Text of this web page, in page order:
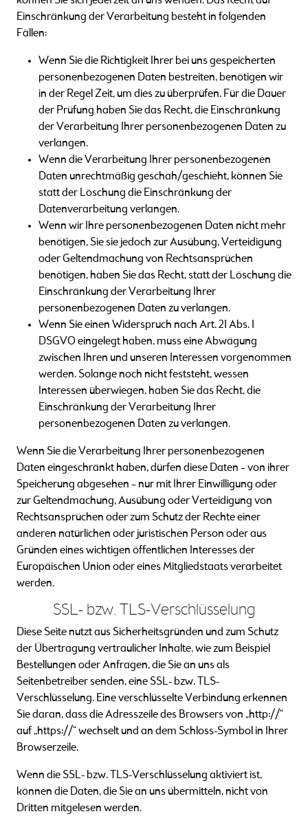
Einschränkung der Verarbeitung besteht in folgenden
Fällen:
Wenn Sie die Richtigkeit Ihrer bei uns gespeicherten
personenbezogenen Daten bestreiten, benötigen wir
in der Regel Zeit, um dies zu überprüfen. Für die Dauer
der Prüfung haben Sie das Recht, die Einschränkung
der Verarbeitung Ihrer personenbezogenen Daten zu
verlangen.
Wenn die Verarbeitung Ihrer personenbezogenen
Daten unrechtmäßig geschah/geschieht, können Sie
statt der Löschung die Einschränkung der
Datenverarbeitung verlangen.
Wenn wir Ihre personenbezogenen Daten nicht mehr
benötigen, Sie sie jedoch zur Ausübung, Verteidigung
oder Geltendmachung von Rechtsansprüchen
benötigen, haben Sie das Recht, statt der Löschung die
Einschränkung der Verarbeitung Ihrer
personenbezogenen Daten zu verlangen.
Wenn Sie einen Widerspruch nach Art. 21 Abs. 1
DSGVO eingelegt haben, muss eine Abwägung
zwischen Ihren und unseren Interessen vorgenommen
werden. Solange noch nicht feststeht, wessen
Interessen überwiegen, haben Sie das Recht, die
Einschränkung der Verarbeitung Ihrer
personenbezogenen Daten zu verlangen.
Wenn Sie die Verarbeitung Ihrer personenbezogenen
Daten eingeschränkt haben, dürfen diese Daten – von ihrer
Speicherung abgesehen – nur mit Ihrer Einwilligung oder
zur Geltendmachung, Ausübung oder Verteidigung von
Rechtsansprüchen oder zum Schutz der Rechte einer
anderen natürlichen oder juristischen Person oder aus
Gründen eines wichtigen öffentlichen Interesses der
Europäischen Union oder eines Mitgliedstaats verarbeitet
werden.
SSL- bzw. TLS-Verschlüsselung
Diese Seite nutzt aus Sicherheitsgründen und zum Schutz
der Übertragung vertraulicher Inhalte, wie zum Beispiel
Bestellungen oder Anfragen, die Sie an uns als
Seitenbetreiber senden, eine SSL- bzw. TLS-
Verschlüsselung. Eine verschlüsselte Verbindung erkennen
Sie daran, dass die Adresszeile des Browsers von „http://“
auf „https://“ wechselt und an dem Schloss-Symbol in Ihrer
Browserzeile.
Wenn die SSL- bzw. TLS-Verschlüsselung aktiviert ist,
können die Daten, die Sie an uns übermitteln, nicht von
Dritten mitgelesen werden.